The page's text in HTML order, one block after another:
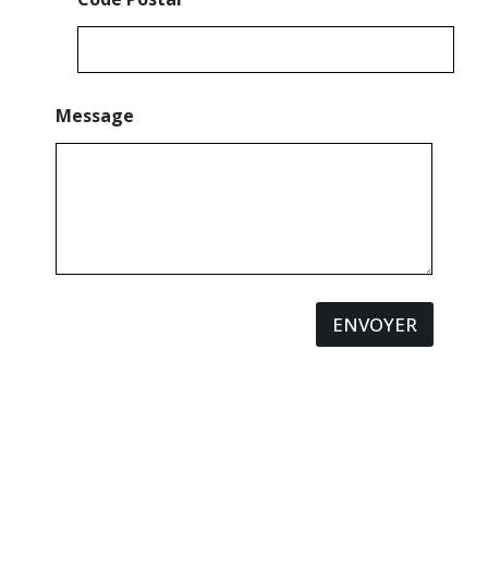
Message
ENVOYER